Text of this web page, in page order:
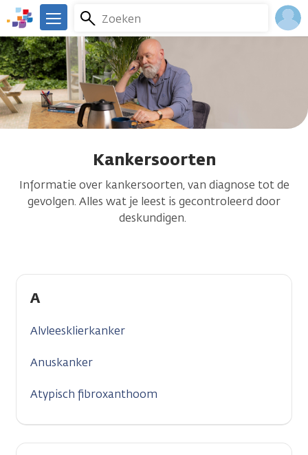
Overslaan
en
naar
de
inhoud
gaan
We
zijn
er
voor
je.
Kanker.nl
Zoeken
Menu
Kankersoorten
Informatie over kankersoorten, van diagnose tot de
gevolgen. Alles wat je leest is gecontroleerd door
deskundigen.
A
Alvleesklierkanker
Anuskanker
Atypisch fibroxanthoom